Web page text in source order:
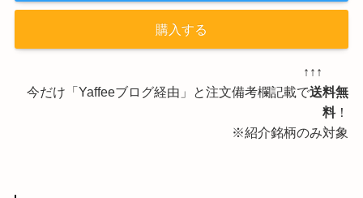
購入する
↑↑↑
今だけ「Yaffeeブログ経由」と注文備考欄記載で送料無
料！
※紹介銘柄のみ対象